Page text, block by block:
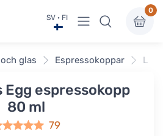
SV · FI Visa undermeny
0
glas Espressokoppar
Egg espressokopp
80 ml
79